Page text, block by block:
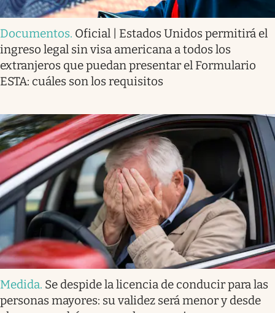
Documentos. Oficial | Estados Unidos permitirá el
ingreso legal sin visa americana a todos los
extranjeros que puedan presentar el Formulario
ESTA: cuáles son los requisitos
Medida. Se despide la licencia de conducir para las
personas mayores: su validez será menor y desde